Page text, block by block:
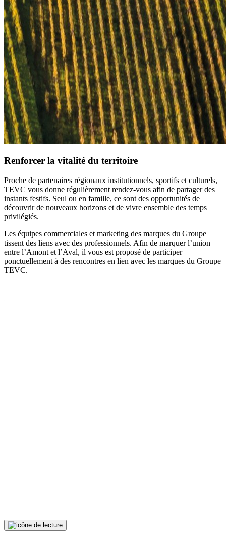
Renforcer la vitalité du territoire
Proche de partenaires régionaux institutionnels, sportifs et culturels,
TEVC vous donne régulièrement rendez-vous afin de partager des
instants festifs. Seul ou en famille, ce sont des opportunités de
découvrir de nouveaux horizons et de vivre ensemble des temps
privilégiés.
Les équipes commerciales et marketing des marques du Groupe
tissent des liens avec des professionnels. Afin de marquer l’union
entre l’Amont et l’Aval, il vous est proposé de participer
ponctuellement à des rencontres en lien avec les marques du Groupe
TEVC.